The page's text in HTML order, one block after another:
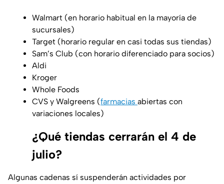
Walmart (en horario habitual en la mayoría de
sucursales)
Target (horario regular en casi todas sus tiendas)
Sam’s Club (con horario diferenciado para socios)
Aldi
Kroger
Whole Foods
CVS y Walgreens (farmacias abiertas con
variaciones locales)
¿Qué tiendas cerrarán el 4 de
julio?
Algunas cadenas sí suspenderán actividades por